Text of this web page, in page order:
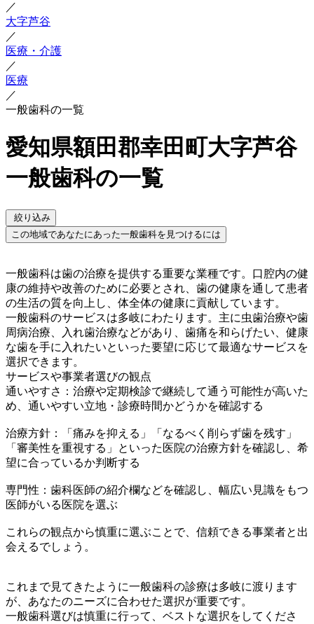
／
大字芦谷
／
医療・介護
／
医療
／
一般歯科の一覧
愛知県額田郡幸田町大字芦谷
一般歯科の一覧
絞り込み
この地域であなたにあった一般歯科を見つけるには
一般歯科は歯の治療を提供する重要な業種です。口腔内の健
康の維持や改善のために必要とされ、歯の健康を通して患者
の生活の質を向上し、体全体の健康に貢献しています。
一般歯科のサービスは多岐にわたります。主に虫歯治療や歯
周病治療、入れ歯治療などがあり、歯痛を和らげたい、健康
な歯を手に入れたいといった要望に応じて最適なサービスを
選択できます。
サービスや事業者選びの観点
通いやすさ：治療や定期検診で継続して通う可能性が高いた
め、通いやすい立地・診療時間かどうかを確認する
治療方針：「痛みを抑える」「なるべく削らず歯を残す」
「審美性を重視する」といった医院の治療方針を確認し、希
望に合っているか判断する
専門性：歯科医師の紹介欄などを確認し、幅広い見識をもつ
医師がいる医院を選ぶ
これらの観点から慎重に選ぶことで、信頼できる事業者と出
会えるでしょう。
これまで見てきたように一般歯科の診療は多岐に渡ります
が、あなたのニーズに合わせた選択が重要です。
一般歯科選びは慎重に行って、ベストな選択をしてくださ